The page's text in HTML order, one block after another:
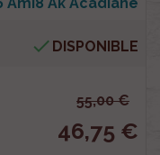
 DISPONIBLE
55,00 €
46,75 €